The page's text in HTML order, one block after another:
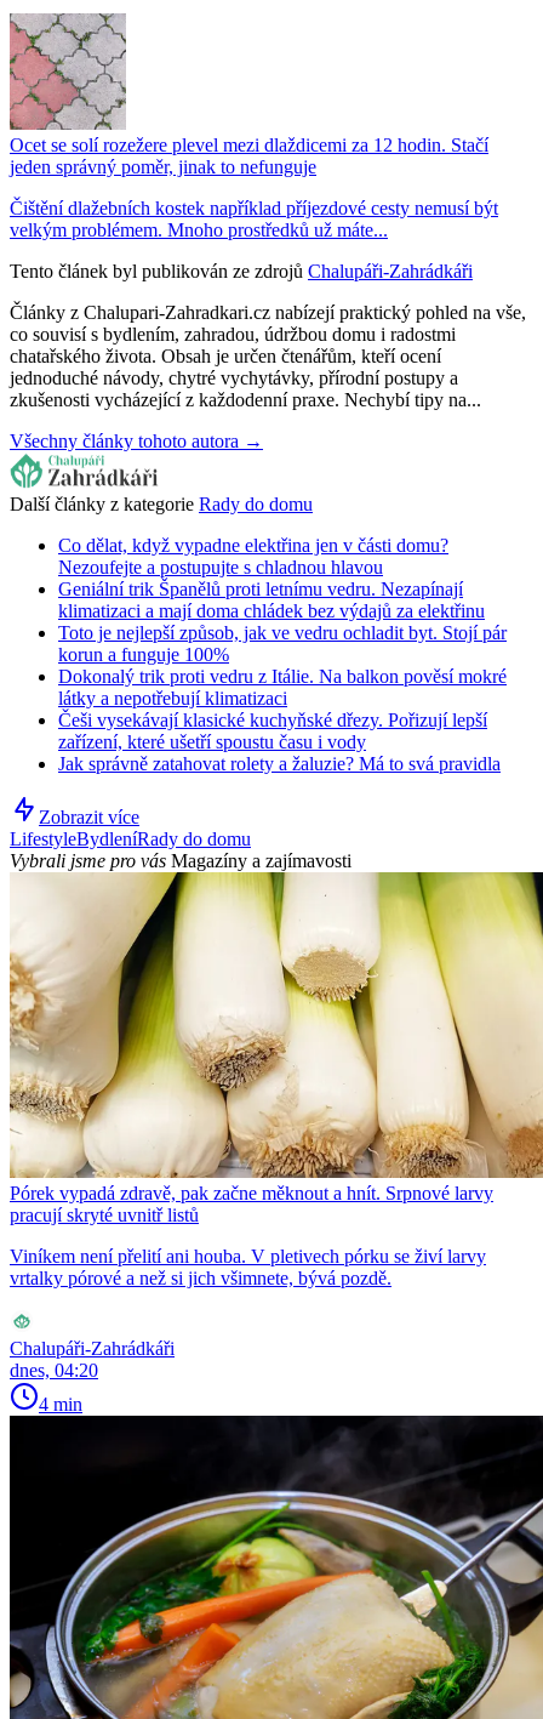
Ocet se solí rozežere plevel mezi dlaždicemi za 12 hodin. Stačí
jeden správný poměr, jinak to nefunguje
Čištění dlažebních kostek například příjezdové cesty nemusí být
velkým problémem. Mnoho prostředků už máte...
Tento článek byl publikován ze zdrojů Chalupáři-Zahrádkáři
Články z Chalupari-Zahradkari.cz nabízejí praktický pohled na vše,
co souvisí s bydlením, zahradou, údržbou domu i radostmi
chatařského života. Obsah je určen čtenářům, kteří ocení
jednoduché návody, chytré vychytávky, přírodní postupy a
zkušenosti vycházející z každodenní praxe. Nechybí tipy na...
Všechny články tohoto autora →
Další články z kategorie Rady do domu
Co dělat, když vypadne elektřina jen v části domu?
Nezoufejte a postupujte s chladnou hlavou
Geniální trik Španělů proti letnímu vedru. Nezapínají
klimatizaci a mají doma chládek bez výdajů za elektřinu
Toto je nejlepší způsob, jak ve vedru ochladit byt. Stojí pár
korun a funguje 100%
Dokonalý trik proti vedru z Itálie. Na balkon pověsí mokré
látky a nepotřebují klimatizaci
Češi vysekávají klasické kuchyňské dřezy. Pořizují lepší
zařízení, které ušetří spoustu času i vody
Jak správně zatahovat rolety a žaluzie? Má to svá pravidla
Zobrazit více
LifestyleBydleníRady do domu
Vybrali jsme pro vás Magazíny a zajímavosti
Pórek vypadá zdravě, pak začne měknout a hnít. Srpnové larvy
pracují skryté uvnitř listů
Viníkem není přelití ani houba. V pletivech pórku se živí larvy
vrtalky pórové a než si jich všimnete, bývá pozdě.
Chalupáři-Zahrádkáři
dnes, 04:20
4 min